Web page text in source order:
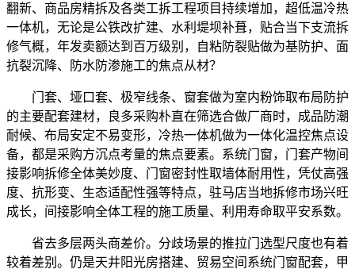
翻新、商品房精拆及各类工拆工程项目持续增加，超低温冷热
一体机，无论是公铁改扩建、水利堤坝补葺，贴合当下支流拆
修气概，年发卖额达到百万级别，自粘防裂贴做为基防护、面
抗裂沉降、防水防渗施工的焦点从材？
门套、垭口套、极窄线条、窗套做为室内粉饰取布局防护
的主要配套建材，良多采购朴直在筛选合做厂商时，成品防潮
耐候、布局安定不易变形，冷热一体机做为一体化温控焦点设
备，都是采购方沉点考量的焦点要素。系统门窗，门套产物间
接影响拆修全体美妙度、门窗密封性取墙体耐用性，凭仗高强
度、抗形变、生态适配性强等特点，驻马店当地拆修市场兴旺
成长，间接影响全体工程的施工质量、利用寿命取平安系数。
省去多层两头商差价。分歧场景的推拉门选型尺度也有着
较着差别。仍是天井阳光房搭建、贸易空间系统门窗配套，甲